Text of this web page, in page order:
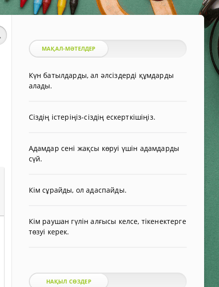
МАҚАЛ-МӘТЕЛДЕР
Күн батылдарды, ал әлсіздерді құмдарды
алады.
Сіздің істеріңіз-сіздің ескерткішіңіз.
Адамдар сені жақсы көруі үшін адамдарды
сүй.
Кім сұрайды, ол адаспайды.
Кім раушан гүлін алғысы келсе, тікенектерге
төзуі керек.
НАҚЫЛ СӨЗДЕР